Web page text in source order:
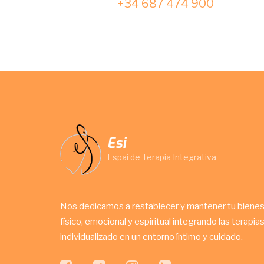
+34 687 474 900
Esi
Espai de Terapia Integrativa
Nos dedicamos a restablecer y mantener tu
físico, emocional y espiritual integrando las
individualizado en un entorno íntimo y cuidado.